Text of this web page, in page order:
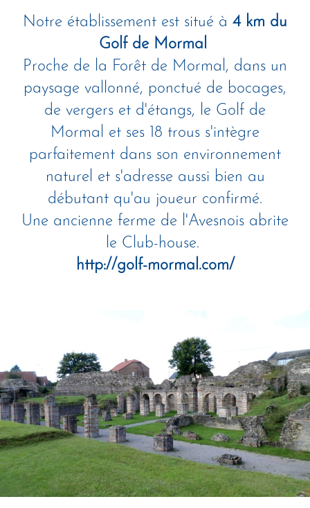
Notre établissement est situé à 4 km du
Golf de Mormal
Proche de la Forêt de Mormal, dans un
paysage vallonné, ponctué de bocages,
de vergers et d'étangs, le Golf de
Mormal et ses 18 trous s'intègre
parfaitement dans son environnement
naturel et s'adresse aussi bien au
débutant qu'au joueur confirmé.
Une ancienne ferme de l'Avesnois abrite
le Club-house.
http://golf-mormal.com/